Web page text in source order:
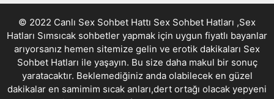
© 2022 Canlı Sex Sohbet Hattı Sex Sohbet Hatları ,Sex
Hatları Sımsıcak sohbetler yapmak için uygun fiyatlı bayanlar
arıyorsanız hemen sitemize gelin ve erotik dakikaları Sex
Sohbet Hatları ile yaşayın. Bu size daha makul bir sonuç
yaratacaktır. Beklemediğiniz anda olabilecek en güzel
dakikalar en samimim sıcak anları,dert ortağı olacak yepyeni